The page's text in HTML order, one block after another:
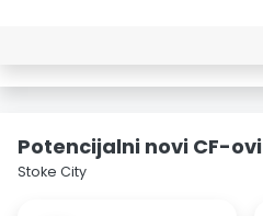
Potencijalni novi CF-ovi
Stoke City